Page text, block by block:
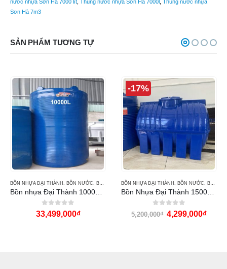
nước nhựa Sơn Hà 7000 lít Thùng nước nhựa Sơn Hà 7000l Thùng nước nhựa
Sơn Hà 7m3
SẢN PHẨM TƯƠNG TỰ
BỒN NHỰA ĐẠI THÀNH BỒN NƯỚC BỒN NƯỚC ĐẠI THÀNH
0 out of 5
33,499,000₫
-17%
BỒN NHỰA ĐẠI THÀNH BỒN NƯỚC BỒN NƯỚC ĐẠI THÀNH
0out of 5
5,200,000₫ 4,299,000₫